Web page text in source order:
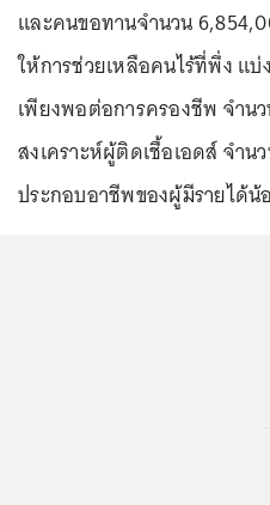
และคนขอทานจำนวน
ให้การช่วยเหลือคนไร้ที่พึ่ง แ
เพียงพอต่อการครองชีพ จำน
สงเคราะห์ผู้ติดเชื้อเอดส์ จำ
ประกอบอาชีพของผู้มีรายได้